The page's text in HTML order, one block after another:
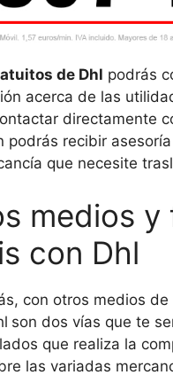
de Dhl podrás
acerca de las
directamente
podrás recibir
que necesite
medios y
con Dhl
con otros medios
son dos vías que te
que realiza la
las variadas